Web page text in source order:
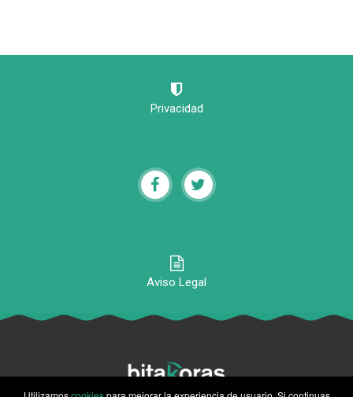
Privacidad
Aviso Legal